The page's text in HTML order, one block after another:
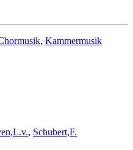
, Kammermusik
, Schubert,F.